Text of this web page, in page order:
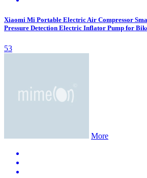
Xiaomi Mi Portable Electric Air Compressor
Pressure Detection Electric Inflator Pump for
53
More